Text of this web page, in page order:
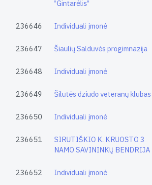
"Gintarėlis"
236646 Individuali įmonė
236647 Šiaulių Salduvės progimnazija
236648 Individuali įmonė
236649 Šilutės dziudo veteranų klubas
236650 Individuali įmonė
236651
SIRUTIŠKIO K. KRUOSTO 3
NAMO SAVININKŲ BENDRIJA
236652 Individuali įmonė